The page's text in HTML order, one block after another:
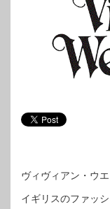
ヴィヴィアン・ウ
イギリスのファッ